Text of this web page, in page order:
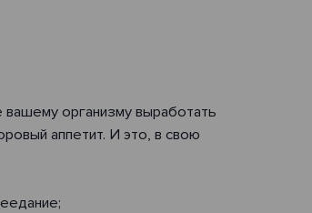
организму выработать
аппетит. И это, в свою